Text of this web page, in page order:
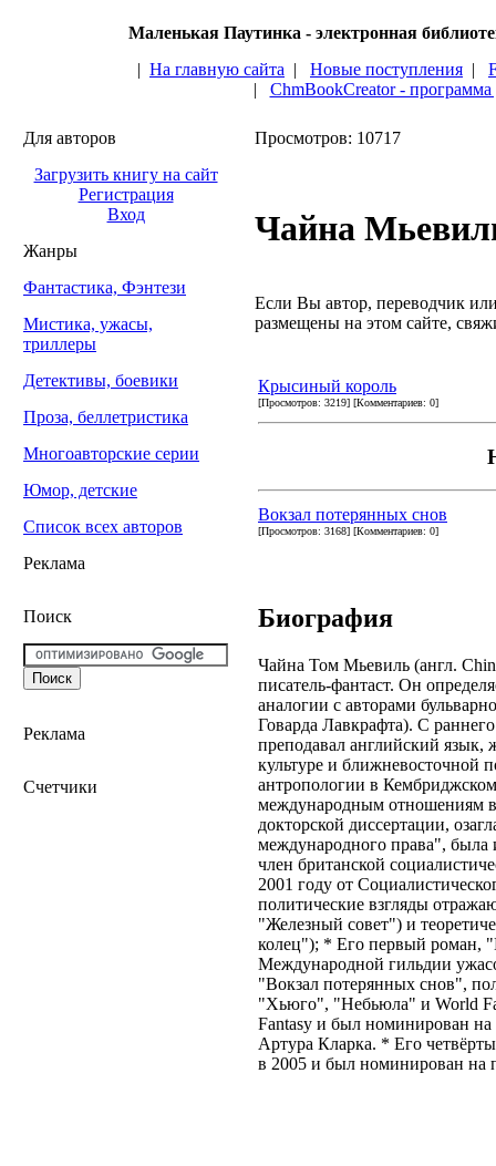
Маленькая Паутинка - электронная
| На главную сайта | Новые поступления |
| ChmBookCreator -
Для авторов
Загрузить книгу на сайт
Регистрация
Вход
Жанры
Фантастика, Фэнтези
Мистика, ужасы,
триллеры
Детективы, боевики
Проза, беллетристика
Многоавторские серии
Юмор, детские
Список всех авторов
Реклама
Поиск
Реклама
Счетчики
Просмотров: 10717
Чайна
Если Вы автор, переводчик
размещены на этом сайте,
Крысиный король
[Просмотров: 3219] [Комментариев: 0]
Вокзал потерянных снов
[Просмотров: 3168] [Комментариев: 0]
Биография
Чайна Том Мьевиль (англ.
писатель-фантаст. Он
аналогии с авторами
Говарда Лавкрафта). С
преподавал английский язык,
культуре и ближневосточной
антропологии в
международным отношениям
докторской диссертации,
международного права",
член британской
2001 году от
политические взгляды
"Железный совет") и
колец"); * Его первый роман,
Международной гильдии
"Вокзал потерянных снов",
"Хьюго", "Небьюла" и World
Fantasy и был номинирован
Артура Кларка. * Его
в 2005 и был номинирован